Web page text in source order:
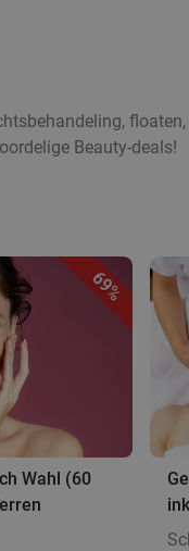
Beauty-deals!
69%
Wahl (60